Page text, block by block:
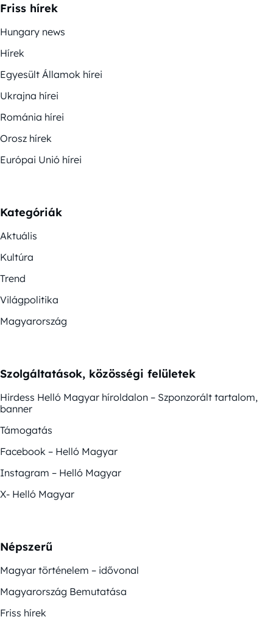
Friss hírek
Hungary news
Hírek
Egyesült Államok hírei
Ukrajna hírei
Románia hírei
Orosz hírek
Európai Unió hírei
Kategóriák
Aktuális
Kultúra
Trend
Világpolitika
Magyarország
Szolgáltatások, közösségi felületek
Hirdess Helló Magyar híroldalon – Szponzorált tartalom,
banner
Támogatás
Facebook – Helló Magyar
Instagram – Helló Magyar
X- Helló Magyar
Népszerű
Magyar történelem – idővonal
Magyarország Bemutatása
Friss hírek